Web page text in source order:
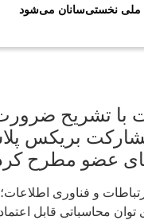
ملی نخستی‌سانان می‌شود
با تشریح
بریکس
عضو مطرح
توان محاسباتی قابل